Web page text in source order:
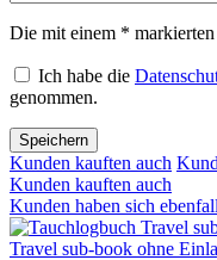
Die mit einem *
Ich habe die
genommen.
Speichern
Kunden kauften auch
Kunden kauften auch
Kunden haben sich
Travel sub-book ohne